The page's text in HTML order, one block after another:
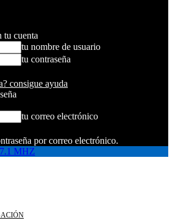
tu cuenta
tu nombre de usuario
tu contraseña
consigue ayuda
tu correo electrónico
por correo electrónico.
MHZ